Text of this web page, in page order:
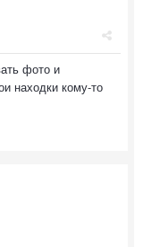
фото и
находки кому-то